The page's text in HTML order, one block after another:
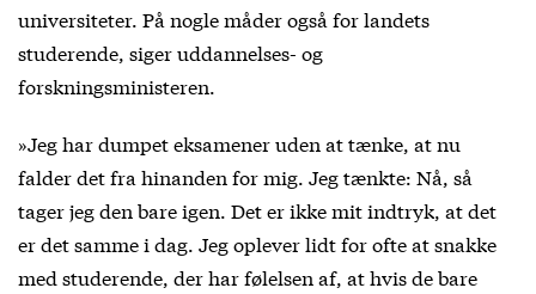
universiteter. På nogle måder også for landets
studerende, siger uddannelses- og
forskningsministeren.
»Jeg har dumpet eksamener uden at tænke, at nu
falder det fra hinanden for mig. Jeg tænkte: Nå, så
tager jeg den bare igen. Det er ikke mit indtryk, at det
er det samme i dag. Jeg oplever lidt for ofte at snakke
med studerende, der har følelsen af, at hvis de bare